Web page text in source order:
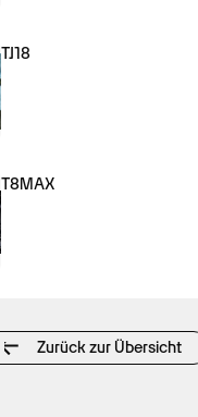
TJ18
T8MAX
Zurück zur Übersicht